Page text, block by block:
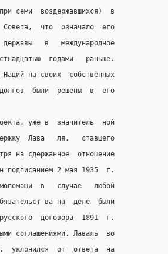
семи  воздержавшихся)  в
Совета,  что  означало  его
в   международное
годами   раньше.
на своих  собственных
были  решены  в  его
уже в  значитель  ной
Лава   ля,   ставшего
на сдержанное  отношение
подписанием 2 мая 1935  г.
в   случае   любой
ва на  деле  были
договора  1891  г.
соглашениями. Лаваль  во
уклонился  от  ответа  на